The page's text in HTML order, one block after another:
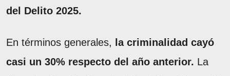
del Delito 2025.
En términos generales, la criminalidad cayó
casi un 30% respecto del año anterior. La